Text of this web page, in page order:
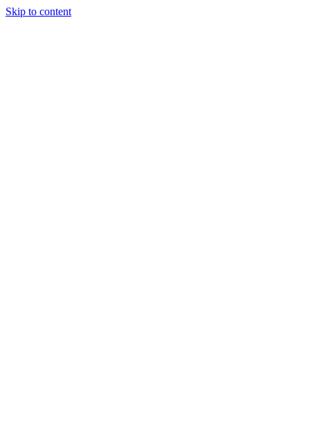
Skip to content